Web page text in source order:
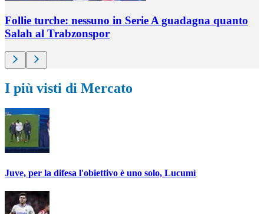
Follie turche: nessuno in Serie A guadagna quanto
Salah al Trabzonspor
I più visti di Mercato
Juve, per la difesa l'obiettivo è uno solo, Lucumì